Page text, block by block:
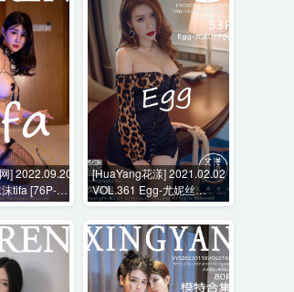
] 2022.09.20
tifa [76P-
[HuaYang花漾] 2021.02.02
VOL.361 Egg-尤妮丝
Egg[53P-590MB]